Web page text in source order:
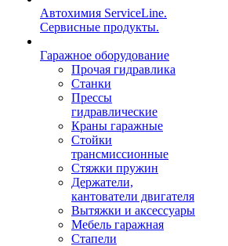
Автохимия ServiceLine.
Сервисные продукты.
Гаражное оборудование
Прочая гидравлика
Станки
Прессы
гидравлические
Краны гаражные
Стойки
трансмиссионные
Стяжки пружин
Держатели,
кантователи двигателя
Вытяжки и аксессуары
Мебель гаражная
Стапели